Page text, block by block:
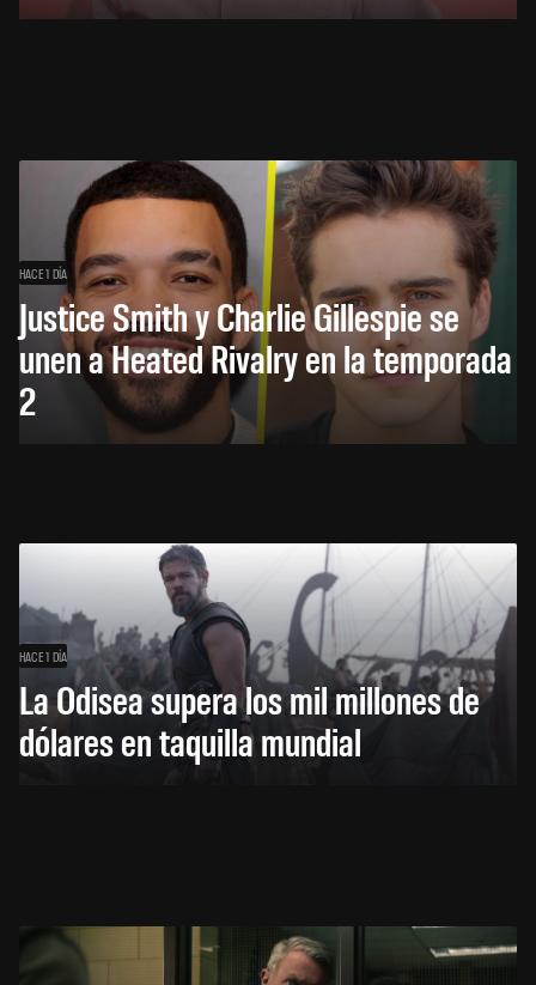
HACE 1 DÍA
Justice Smith y Charlie Gillespie se
unen a Heated Rivalry en la temporada
2
HACE 1 DÍA
La Odisea supera los mil millones de
dólares en taquilla mundial